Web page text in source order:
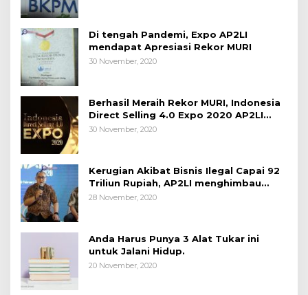
Di tengah Pandemi, Expo AP2LI
mendapat Apresiasi Rekor MURI
30 November, 2020
Berhasil Meraih Rekor MURI, Indonesia
Direct Selling 4.0 Expo 2020 AP2LI
berakhir sangat memuaskan
30 November, 2020
Kerugian Akibat Bisnis Ilegal Capai 92
Triliun Rupiah, AP2LI menghimbau
masyarakat Waspada.
28 November, 2020
Anda Harus Punya 3 Alat Tukar ini
untuk Jalani Hidup.
20 November, 2020